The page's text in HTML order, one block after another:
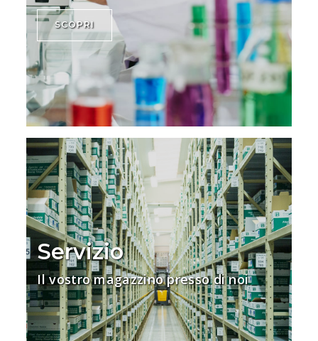
SCOPRI
Servizio
Il vostro magazzino presso di noi